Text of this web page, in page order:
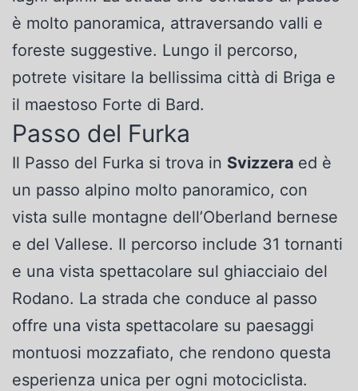
è molto panoramica, attraversando valli e
foreste suggestive. Lungo il percorso,
potrete visitare la bellissima città di Briga e
il maestoso Forte di Bard.
Passo del Furka
Il Passo del Furka si trova in Svizzera ed è
un passo alpino molto panoramico, con
vista sulle montagne dell’Oberland bernese
e del Vallese. Il percorso include 31 tornanti
e una vista spettacolare sul ghiacciaio del
Rodano. La strada che conduce al passo
offre una vista spettacolare su paesaggi
montuosi mozzafiato, che rendono questa
esperienza unica per ogni motociclista.